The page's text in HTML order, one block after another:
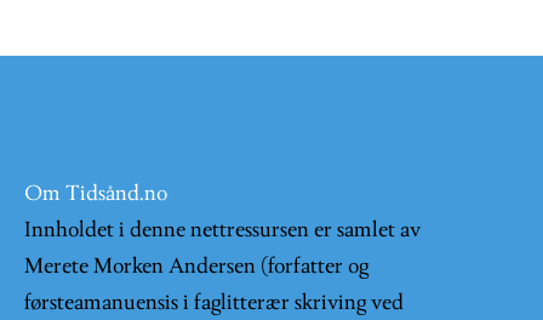
Om Tidsånd.no
Innholdet i denne nettressursen er samlet av
Merete Morken Andersen (forfatter og
førsteamanuensis i faglitterær skriving ved